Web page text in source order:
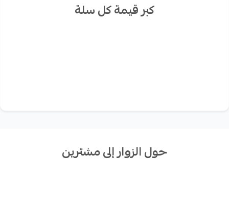
كبر قيمة كل سلة
حول الزوار إلى مشترين